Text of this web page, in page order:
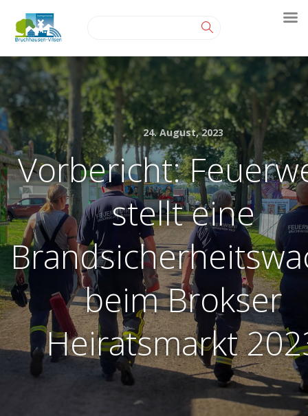
24. August, 2023
Vorbericht:
stellt eine
beim Brokser
Heiratsmarkt